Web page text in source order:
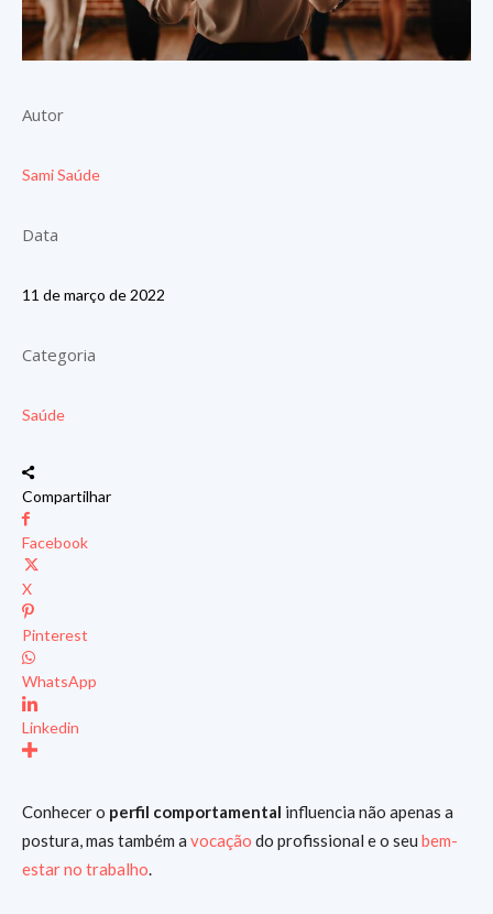
Autor
Sami Saúde
Data
11 de março de 2022
Categoria
Saúde
Compartilhar
Facebook
X
Pinterest
WhatsApp
Linkedin
Conhecer o perfil comportamental influencia não apenas a
postura, mas também a vocação do profissional e o seu bem-
estar no trabalho.